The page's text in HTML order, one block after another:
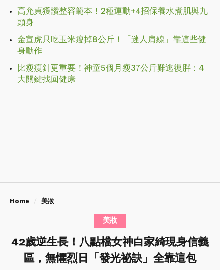
高允貞獲讚整容範本！2種運動+4招保養水煮肌與九
頭身
金宣虎只吃玉米瘦掉8公斤！「迷人肩線」靠這些健
身動作
比瘦瘦針更重要！神童5個月瘦37公斤難逃復胖：4
大關鍵找回健康
Home 美妝
美妝
42歲逆生長！八點檔女神白家綺現身信義
區，無懼烈日「發光祕訣」全靠這包